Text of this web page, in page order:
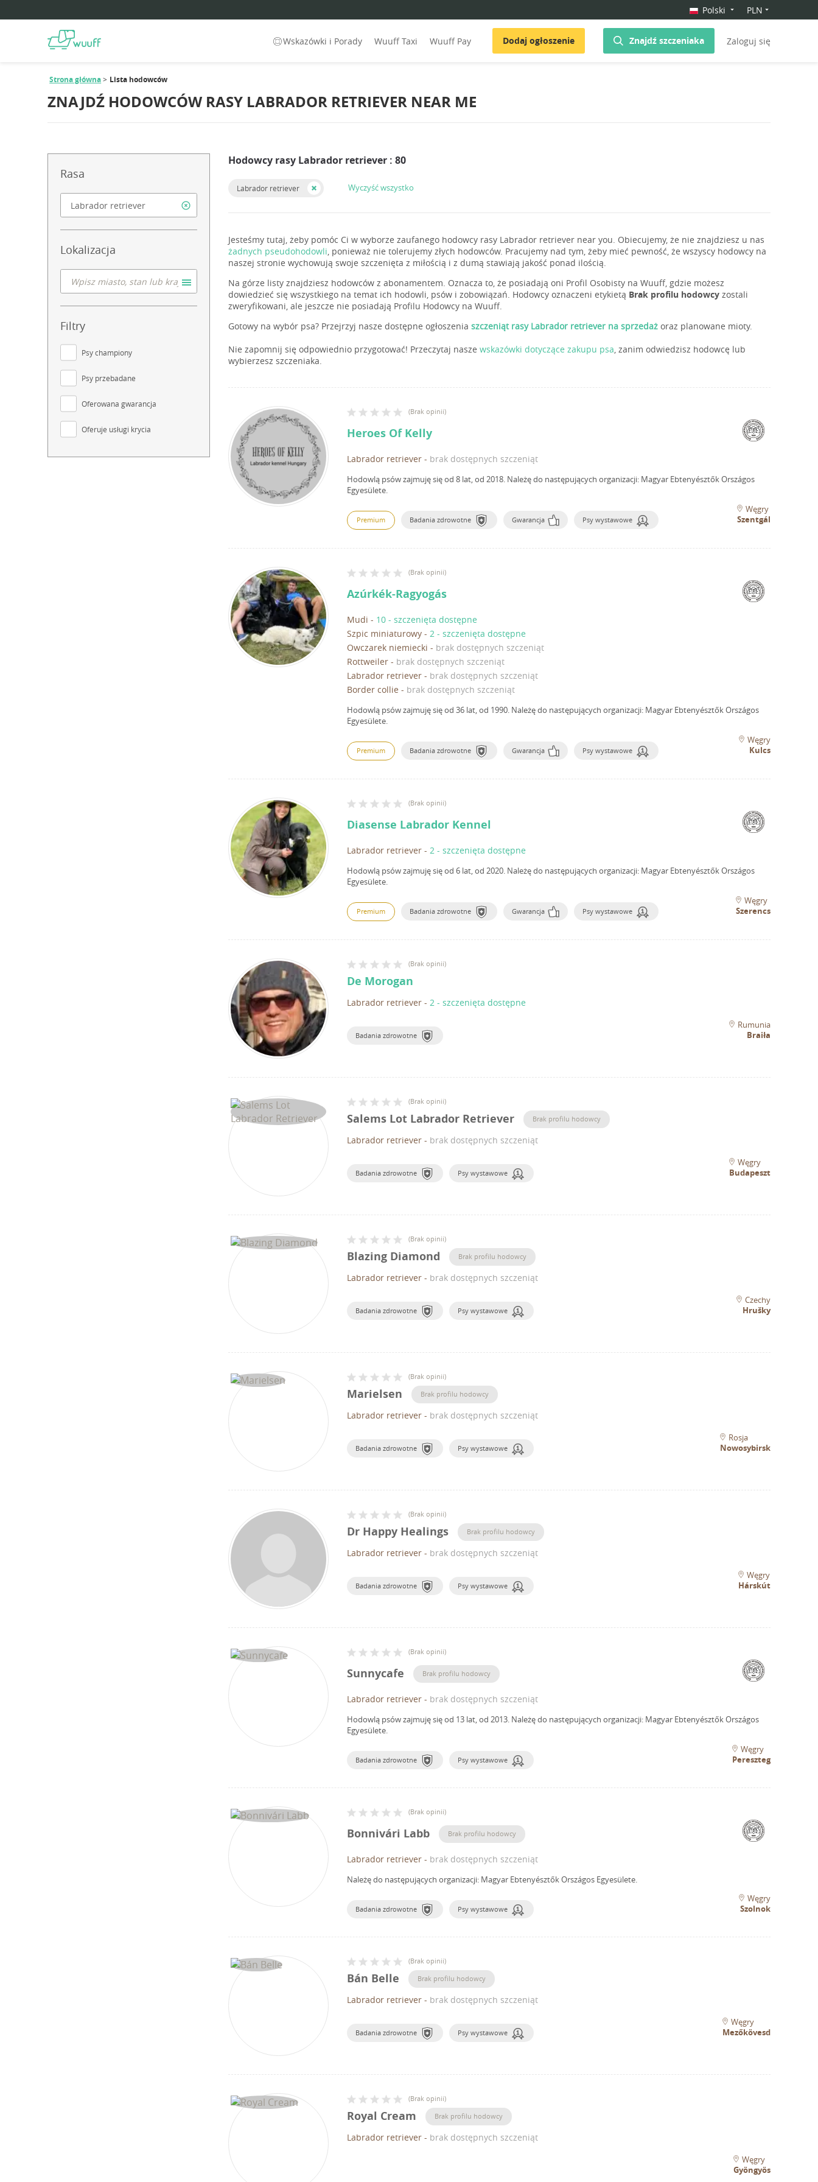
Polski PLN
Wskazówki i Porady Wuuff Taxi Wuuff Pay Dodaj ogłoszenie Znajdź szczeniaka Zaloguj się
Strona główna Lista hodowców
ZNAJDŹ HODOWCÓW RASY LABRADOR RETRIEVER NEAR ME
Rasa
Lokalizacja
Filtry
Psy championy
Psy przebadane
Oferowana gwarancja
Oferuje usługi krycia
Hodowcy rasy Labrador retriever : 80
Labrador retriever Wyczyść wszystko
Jesteśmy tutaj, żeby pomóc Ci w wyborze zaufanego hodowcy rasy Labrador retriever near you. Obiecujemy, że nie znajdziesz u nas
żadnych pseudohodowli, ponieważ nie tolerujemy złych hodowców. Pracujemy nad tym, żeby mieć pewność, że wszyscy hodowcy na
naszej stronie wychowują swoje szczenięta z miłością i z dumą stawiają jakość ponad ilością.
Na górze listy znajdziesz hodowców z abonamentem. Oznacza to, że posiadają oni Profil Osobisty na Wuuff, gdzie możesz
dowiedzieć się wszystkiego na temat ich hodowli, psów i zobowiązań. Hodowcy oznaczeni etykietą Brak profilu hodowcy zostali
zweryfikowani, ale jeszcze nie posiadają Profilu Hodowcy na Wuuff.
Gotowy na wybór psa? Przejrzyj nasze dostępne ogłoszenia szczeniąt rasy Labrador retriever na sprzedaż oraz planowane mioty.
Nie zapomnij się odpowiednio przygotować! Przeczytaj nasze wskazówki dotyczące zakupu psa, zanim odwiedzisz hodowcę lub
wybierzesz szczeniaka.
(Brak opinii)
Heroes Of Kelly
Labrador retriever - brak dostępnych szczeniąt
Hodowlą psów zajmuję się od 8 lat, od 2018. Należę do następujących organizacji: Magyar Ebtenyésztők Országos
Egyesülete.
Premium Badania zdrowotne Gwarancja Psy wystawowe
Węgry
Szentgál
(Brak opinii)
Azúrkék-Ragyogás
Mudi - 10 - szczenięta dostępne
Szpic miniaturowy - 2 - szczenięta dostępne
Owczarek niemiecki - brak dostępnych szczeniąt
Rottweiler - brak dostępnych szczeniąt
Labrador retriever - brak dostępnych szczeniąt
Border collie - brak dostępnych szczeniąt
Hodowlą psów zajmuję się od 36 lat, od 1990. Należę do następujących organizacji: Magyar Ebtenyésztők Országos
Egyesülete.
Premium Badania zdrowotne Gwarancja Psy wystawowe
Węgry
Kulcs
(Brak opinii)
Diasense Labrador Kennel
Labrador retriever - 2 - szczenięta dostępne
Hodowlą psów zajmuję się od 6 lat, od 2020. Należę do następujących organizacji: Magyar Ebtenyésztők Országos
Egyesülete.
Premium Badania zdrowotne Gwarancja Psy wystawowe
Węgry
Szerencs
(Brak opinii)
De Morogan
Labrador retriever - 2 - szczenięta dostępne
Badania zdrowotne
Rumunia
Braiła
(Brak opinii)
Salems Lot Labrador Retriever Brak profilu hodowcy
Labrador retriever - brak dostępnych szczeniąt
Badania zdrowotne Psy wystawowe
Węgry
Budapeszt
(Brak opinii)
Blazing Diamond Brak profilu hodowcy
Labrador retriever - brak dostępnych szczeniąt
Badania zdrowotne Psy wystawowe
Czechy
Hrušky
(Brak opinii)
Marielsen Brak profilu hodowcy
Labrador retriever - brak dostępnych szczeniąt
Badania zdrowotne Psy wystawowe
Rosja
Nowosybirsk
(Brak opinii)
Dr Happy Healings Brak profilu hodowcy
Labrador retriever - brak dostępnych szczeniąt
Badania zdrowotne Psy wystawowe
Węgry
Hárskút
(Brak opinii)
Sunnycafe Brak profilu hodowcy
Labrador retriever - brak dostępnych szczeniąt
Hodowlą psów zajmuję się od 13 lat, od 2013. Należę do następujących organizacji: Magyar Ebtenyésztők Országos
Egyesülete.
Badania zdrowotne Psy wystawowe
Węgry
Pereszteg
(Brak opinii)
Bonnivári Labb Brak profilu hodowcy
Labrador retriever - brak dostępnych szczeniąt
Należę do następujących organizacji: Magyar Ebtenyésztők Országos Egyesülete.
Badania zdrowotne Psy wystawowe
Węgry
Szolnok
(Brak opinii)
Bán Belle Brak profilu hodowcy
Labrador retriever - brak dostępnych szczeniąt
Badania zdrowotne Psy wystawowe
Węgry
Mezőkövesd
(Brak opinii)
Royal Cream Brak profilu hodowcy
Labrador retriever - brak dostępnych szczeniąt
Węgry
Gyöngyös